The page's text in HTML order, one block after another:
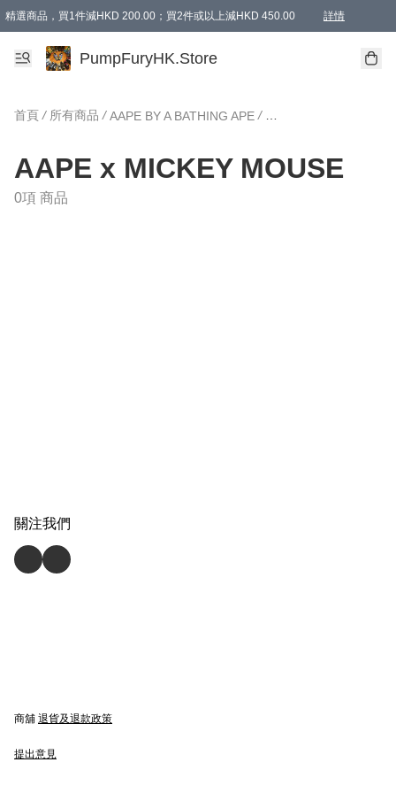
精選商品，買1件減HKD 200.00；買2件或以上減HKD 450.00 詳情
AAPE商品,會員專享9折或以上（按會員等級）AAPE products, members can
精選商品，任選買2件或以上減HKD 100.00
購物滿 HKD 800.00即享免運費優惠！（適用於 特定的送貨方式 )
PumpFuryHK.Store
首頁 / 所有商品 / AAPE BY A BATHING APE /
AAPE x MICKEY MOUSE
0項 商品
關注我們
商舖 退貨及退款政策
提出意見